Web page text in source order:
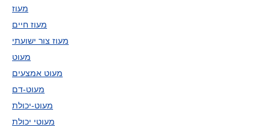
מעוז
מעוז חיים
מעוז צור ישועתי
מעוט
מעוט אמצעים
מעוט-דם
מעוט-יכולת
מעוטי יכולת